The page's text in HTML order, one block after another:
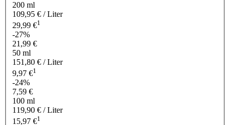
200 ml
109,95 € / Liter
29,99 €1
-27%
21,99 €
50 ml
151,80 € / Liter
9,97 €1
-24%
7,59 €
100 ml
119,90 € / Liter
15,97 €1